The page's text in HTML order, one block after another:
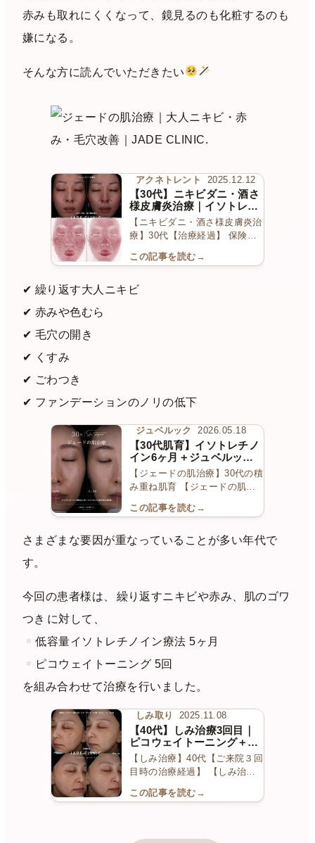
赤みも取れにくくなって、鏡見るのも化粧するのも
嫌になる。
そんな方に読んでいただきたい
アクネトレント 2025.12.12
【30代】ニキビダニ・酒さ
様皮膚炎治療｜イソトレチ
ノイン内服で根本改善｜5
ヶ月経過
【ニキビダニ・酒さ様皮膚炎治
療】30代【治療経過】 保険診
療の皮膚科で「ニキビダ…
この記事を読む →
✔︎ 繰り返す大人ニキビ
✔︎ 赤みや色むら
✔︎ 毛穴の開き
✔︎ くすみ
✔︎ ごわつき
✔︎ ファンデーションのノリの低下
ジュベルック 2026.05.18
【30代肌育】イソトレチノ
イン6ヶ月＋ジュベルックW
水光5回｜BELLA PROで真
皮アプローチ｜素肌の白玉
感へ
【ジェードの肌治療】30代の積
み重ね肌育 【ジェードの肌治
この記事を読む →
さまざまな要因が重なっていることが多い年代で
す。
今回の患者様は、
繰り返すニキビや赤み、肌のゴワ
つき に対して、
低容量イソトレチノイン療法 5ヶ月
ピコウェイトーニング 5回
を組み合わせて治療を行いました。
しみ取り 2025.11.08
【40代】しみ治療3回目｜
ピコウェイトーニング＋コ
ラーゲンピール＋スポット
照射
【しみ治療】40代【ご来院３回
目時の治療経過】 【しみ治
この記事を読む →